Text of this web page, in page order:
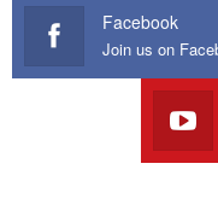
Facebook
Join us on